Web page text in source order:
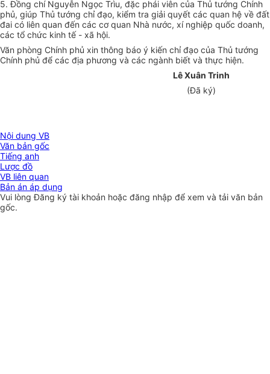
5. Đồng chí Nguyễn Ngọc Trìu, đặc phái viên của Thủ tướng Chính
phủ, giúp Thủ tướng chỉ đạo, kiểm tra giải quyết các quan hệ về đất
đai có liên quan đến các cơ quan Nhà nước, xí nghiệp quốc doanh,
các tổ chức kinh tế - xã hội.
Văn phòng Chính phủ xin thông báo ý kiến chỉ đạo của Thủ tướng
Chính phủ để các địa phương và các ngành biết và thực hiện.
Lê Xuân Trinh
(Đã ký)
Nội dung VB
Văn bản gốc
Tiếng anh
Lược đồ
VB liên quan
Bản án áp dụng
Vui lòngĐăng ký tài khoản hoặc đăng nhập để xem và tải văn bản
gốc.